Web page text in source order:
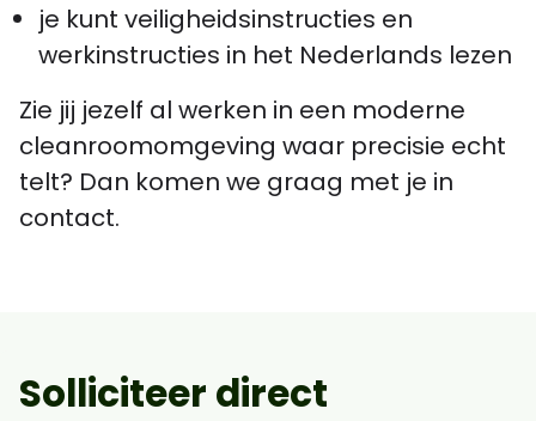
je kunt veiligheidsinstructies en
werkinstructies in het Nederlands lezen
Zie jij jezelf al werken in een moderne
cleanroomomgeving waar precisie echt
telt? Dan komen we graag met je in
contact.
Solliciteer direct